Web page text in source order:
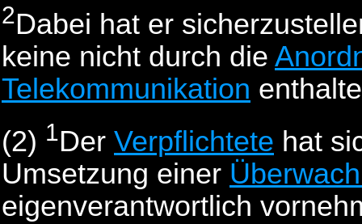
2Dabei hat er
keine nicht durch die
Telekommunikation
(2) 1Der Verpflichtete hat
Umsetzung einer
eigenverantwortlich